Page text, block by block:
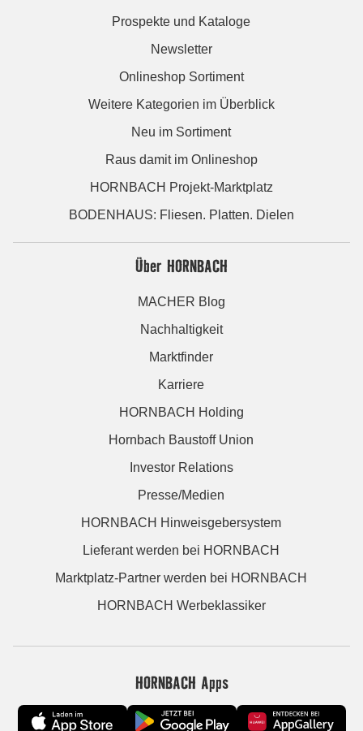
Prospekte und Kataloge
Newsletter
Onlineshop Sortiment
Weitere Kategorien im Überblick
Neu im Sortiment
Raus damit im Onlineshop
HORNBACH Projekt-Marktplatz
BODENHAUS: Fliesen. Platten. Dielen
Über HORNBACH
MACHER Blog
Nachhaltigkeit
Marktfinder
Karriere
HORNBACH Holding
Hornbach Baustoff Union
Investor Relations
Presse/Medien
HORNBACH Hinweisgebersystem
Lieferant werden bei HORNBACH
Marktplatz-Partner werden bei HORNBACH
HORNBACH Werbeklassiker
HORNBACH Apps